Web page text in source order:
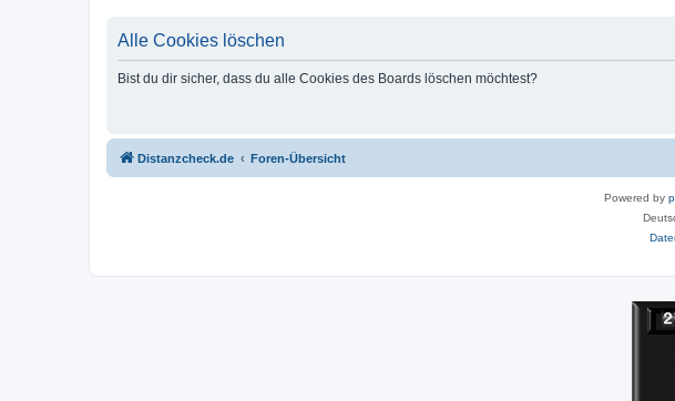
Alle Cookies löschen
Bist du dir sicher, dass du alle Cookies des Boards löschen möchtest?
Distanzcheck.de Foren-Übersicht
Powered by